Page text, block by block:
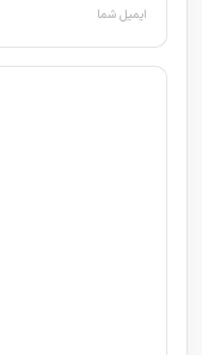
ایمیل شما